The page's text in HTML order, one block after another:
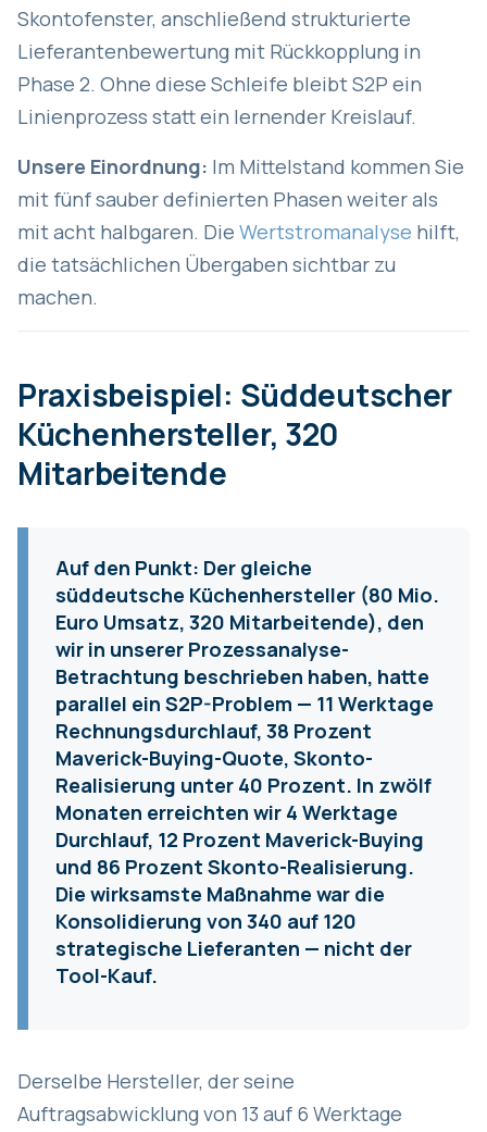
Skontofenster, anschließend strukturierte
Lieferantenbewertung mit Rückkopplung in
Phase 2. Ohne diese Schleife bleibt S2P ein
Linienprozess statt ein lernender Kreislauf.
Unsere Einordnung: Im Mittelstand kommen Sie
mit fünf sauber definierten Phasen weiter als
mit acht halbgaren. Die Wertstromanalyse hilft,
die tatsächlichen Übergaben sichtbar zu
machen.
Praxisbeispiel: Süddeutscher
Küchenhersteller, 320
Mitarbeitende
Auf den Punkt: Der gleiche
süddeutsche Küchenhersteller (80 Mio.
Euro Umsatz, 320 Mitarbeitende), den
wir in unserer Prozessanalyse-
Betrachtung beschrieben haben, hatte
parallel ein S2P-Problem — 11 Werktage
Rechnungsdurchlauf, 38 Prozent
Maverick-Buying-Quote, Skonto-
Realisierung unter 40 Prozent. In zwölf
Monaten erreichten wir 4 Werktage
Durchlauf, 12 Prozent Maverick-Buying
und 86 Prozent Skonto-Realisierung.
Die wirksamste Maßnahme war die
Konsolidierung von 340 auf 120
strategische Lieferanten — nicht der
Tool-Kauf.
Derselbe Hersteller, der seine
Auftragsabwicklung von 13 auf 6 Werktage